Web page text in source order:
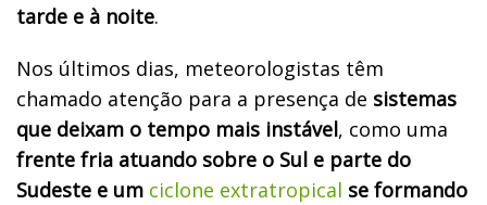
tarde e à noite.
Nos últimos dias, meteorologistas têm
chamado atenção para a presença de sistemas
que deixam o tempo mais instável, como uma
frente fria atuando sobre o Sul e parte do
Sudeste e um ciclone extratropical se formando